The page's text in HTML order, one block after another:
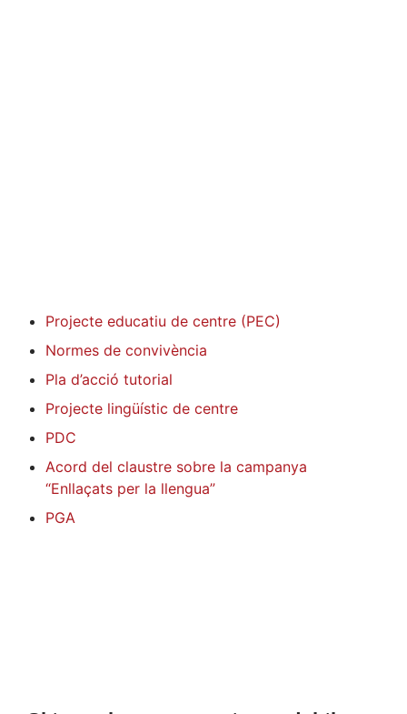
Projecte educatiu de centre (PEC)
Normes de convivència
Pla d’acció tutorial
Projecte lingüístic de centre
PDC
Acord del claustre sobre la campanya
“Enllaçats per la llengua”
PGA